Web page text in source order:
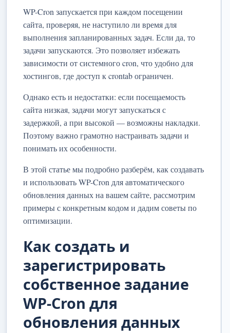
WP-Cron запускается при каждом посещении
сайта, проверяя, не наступило ли время для
выполнения запланированных задач. Если да, то
задачи запускаются. Это позволяет избежать
зависимости от системного cron, что удобно для
хостингов, где доступ к crontab ограничен.
Однако есть и недостатки: если посещаемость
сайта низкая, задачи могут запускаться с
задержкой, а при высокой — возможны накладки.
Поэтому важно грамотно настраивать задачи и
понимать их особенности.
В этой статье мы подробно разберём, как создавать
и использовать WP-Cron для автоматического
обновления данных на вашем сайте, рассмотрим
примеры с конкретным кодом и дадим советы по
оптимизации.
Как создать и
зарегистрировать
собственное задание
WP-Cron для
обновления данных